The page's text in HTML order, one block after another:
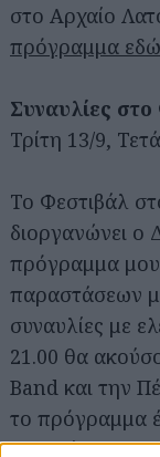
στο Αρχαίο
πρόγραμμα εδώ
Συναυλίες
Τρίτη 13/9,
Το Φεστιβάλ
διοργανώνει ο
πρόγραμμα
παραστάσεων
συναυλίες με
21.00 θα
Band και την
το πρόγραμμα
τραγούδια
Αναζήτηση
για...